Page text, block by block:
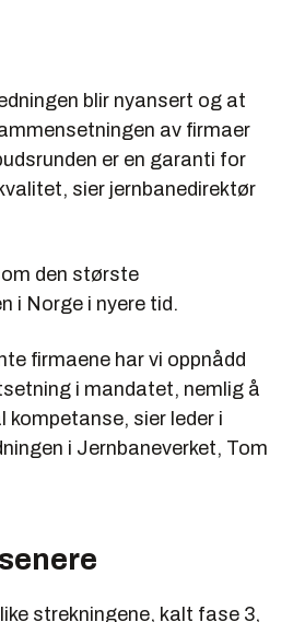
blir nyansert og at
av firmaer
er en garanti for
sier jernbanedirektør
den største
i Norge i nyere tid.
firmaene har vi oppnådd
i mandatet, nemlig å
kompetanse, sier leder i
i Jernbaneverket, Tom
strekningene, kalt fase 3,